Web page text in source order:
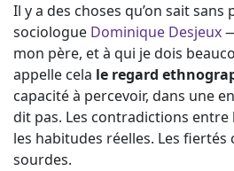
Il y a des choses qu’on sait
sociologue Dominique Desjeux
mon père, et à qui je dois
appelle cela le regard
capacité à percevoir, dans une
dit pas. Les contradictions
les habitudes réelles. Les fiertés
sourdes.